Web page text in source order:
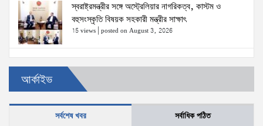
স্বরাষ্ট্রমন্ত্রীর সঙ্গে অস্ট্রেলিয়ার নাগরিকত্ব, কাস্টম ও
বহুসংস্কৃতি বিষয়ক সহকারী মন্ত্রীর সাক্ষাৎ
15 views posted on August 3, 2026
ঢাকা-১৮ আসনের দলিপাড়া- আহালিয়া সংযোগ সড়ক-
দখলমুক্ত রাস্তা চাই!
15 views|posted on August 6, 2026
আর্কাইভ
সর্বশেষ খবর সর্বাধিক পঠিত